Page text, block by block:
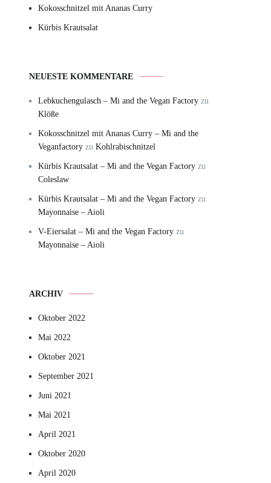
Kokosschnitzel mit Ananas Curry
Kürbis Krautsalat
NEUESTE KOMMENTARE
Lebkuchengulasch – Mi and the Vegan Factory zu
Klöße
Kokosschnitzel mit Ananas Curry – Mi and the
Veganfactory zu Kohlrabischnitzel
Kürbis Krautsalat – Mi and the Vegan Factory zu
Coleslaw
Kürbis Krautsalat – Mi and the Vegan Factory zu
Mayonnaise – Aioli
V-Eiersalat – Mi and the Vegan Factory zu
Mayonnaise – Aioli
ARCHIV
Oktober 2022
Mai 2022
Oktober 2021
September 2021
Juni 2021
Mai 2021
April 2021
Oktober 2020
April 2020